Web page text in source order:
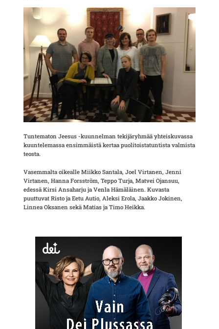
Tuntematon Jeesus -kuunnelman tekijäryhmää yhteiskuvassa
kuuntelemassa ensimmäistä kertaa puolitoistatuntista valmista
teosta.
Vasemmalta oikealle Miikko Santala, Joel Virtanen, Jenni
Virtanen, Hanna Forsström, Teppo Turja, Matvei Ojansuu,
edessä Kirsi Ansaharju ja Venla Hämäläinen. Kuvasta
puuttuvat Risto ja Eetu Autio, Aleksi Erola, Jaakko Jokinen,
Linnea Oksanen sekä Matias ja Timo Heikka.